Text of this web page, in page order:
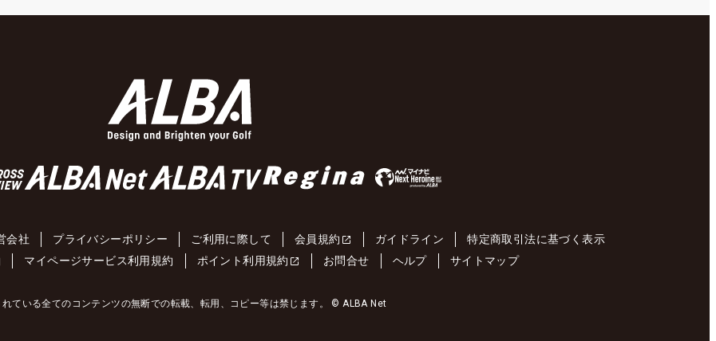
会社 プライバシーポリシー ご利用に際して 会員規約 ガイドライン
特定商取引法に基づく表示
マイページサービス利用規約 ポイント利用規約 お問合せ ヘルプ サイトマップ
れている全てのコンテンツの無断での転載、転用、コピー等は禁じます。 © ALBA Net